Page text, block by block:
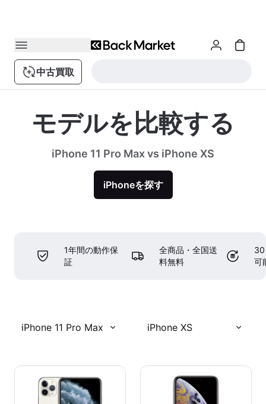
中古買取
モデルを比較する
iPhone 11 Pro Max vs iPhone XS
iPhoneを探す
1年間の動作保
証
全商品・全国送
料無料
30
可
iPhone 11 Pro Max iPhone XS